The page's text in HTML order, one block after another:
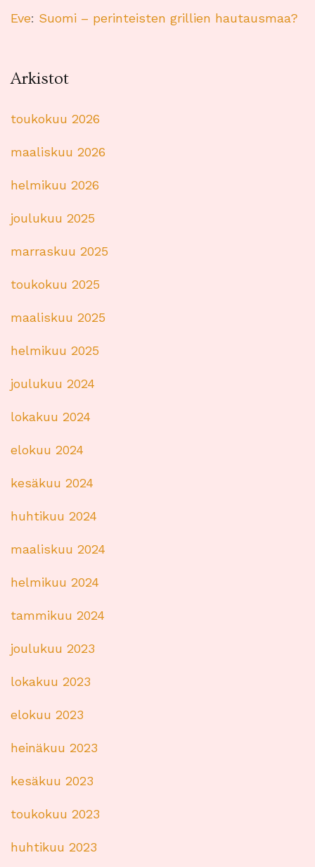
Eve: Suomi – perinteisten grillien hautausmaa?
Arkistot
toukokuu 2026
maaliskuu 2026
helmikuu 2026
joulukuu 2025
marraskuu 2025
toukokuu 2025
maaliskuu 2025
helmikuu 2025
joulukuu 2024
lokakuu 2024
elokuu 2024
kesäkuu 2024
huhtikuu 2024
maaliskuu 2024
helmikuu 2024
tammikuu 2024
joulukuu 2023
lokakuu 2023
elokuu 2023
heinäkuu 2023
kesäkuu 2023
toukokuu 2023
huhtikuu 2023